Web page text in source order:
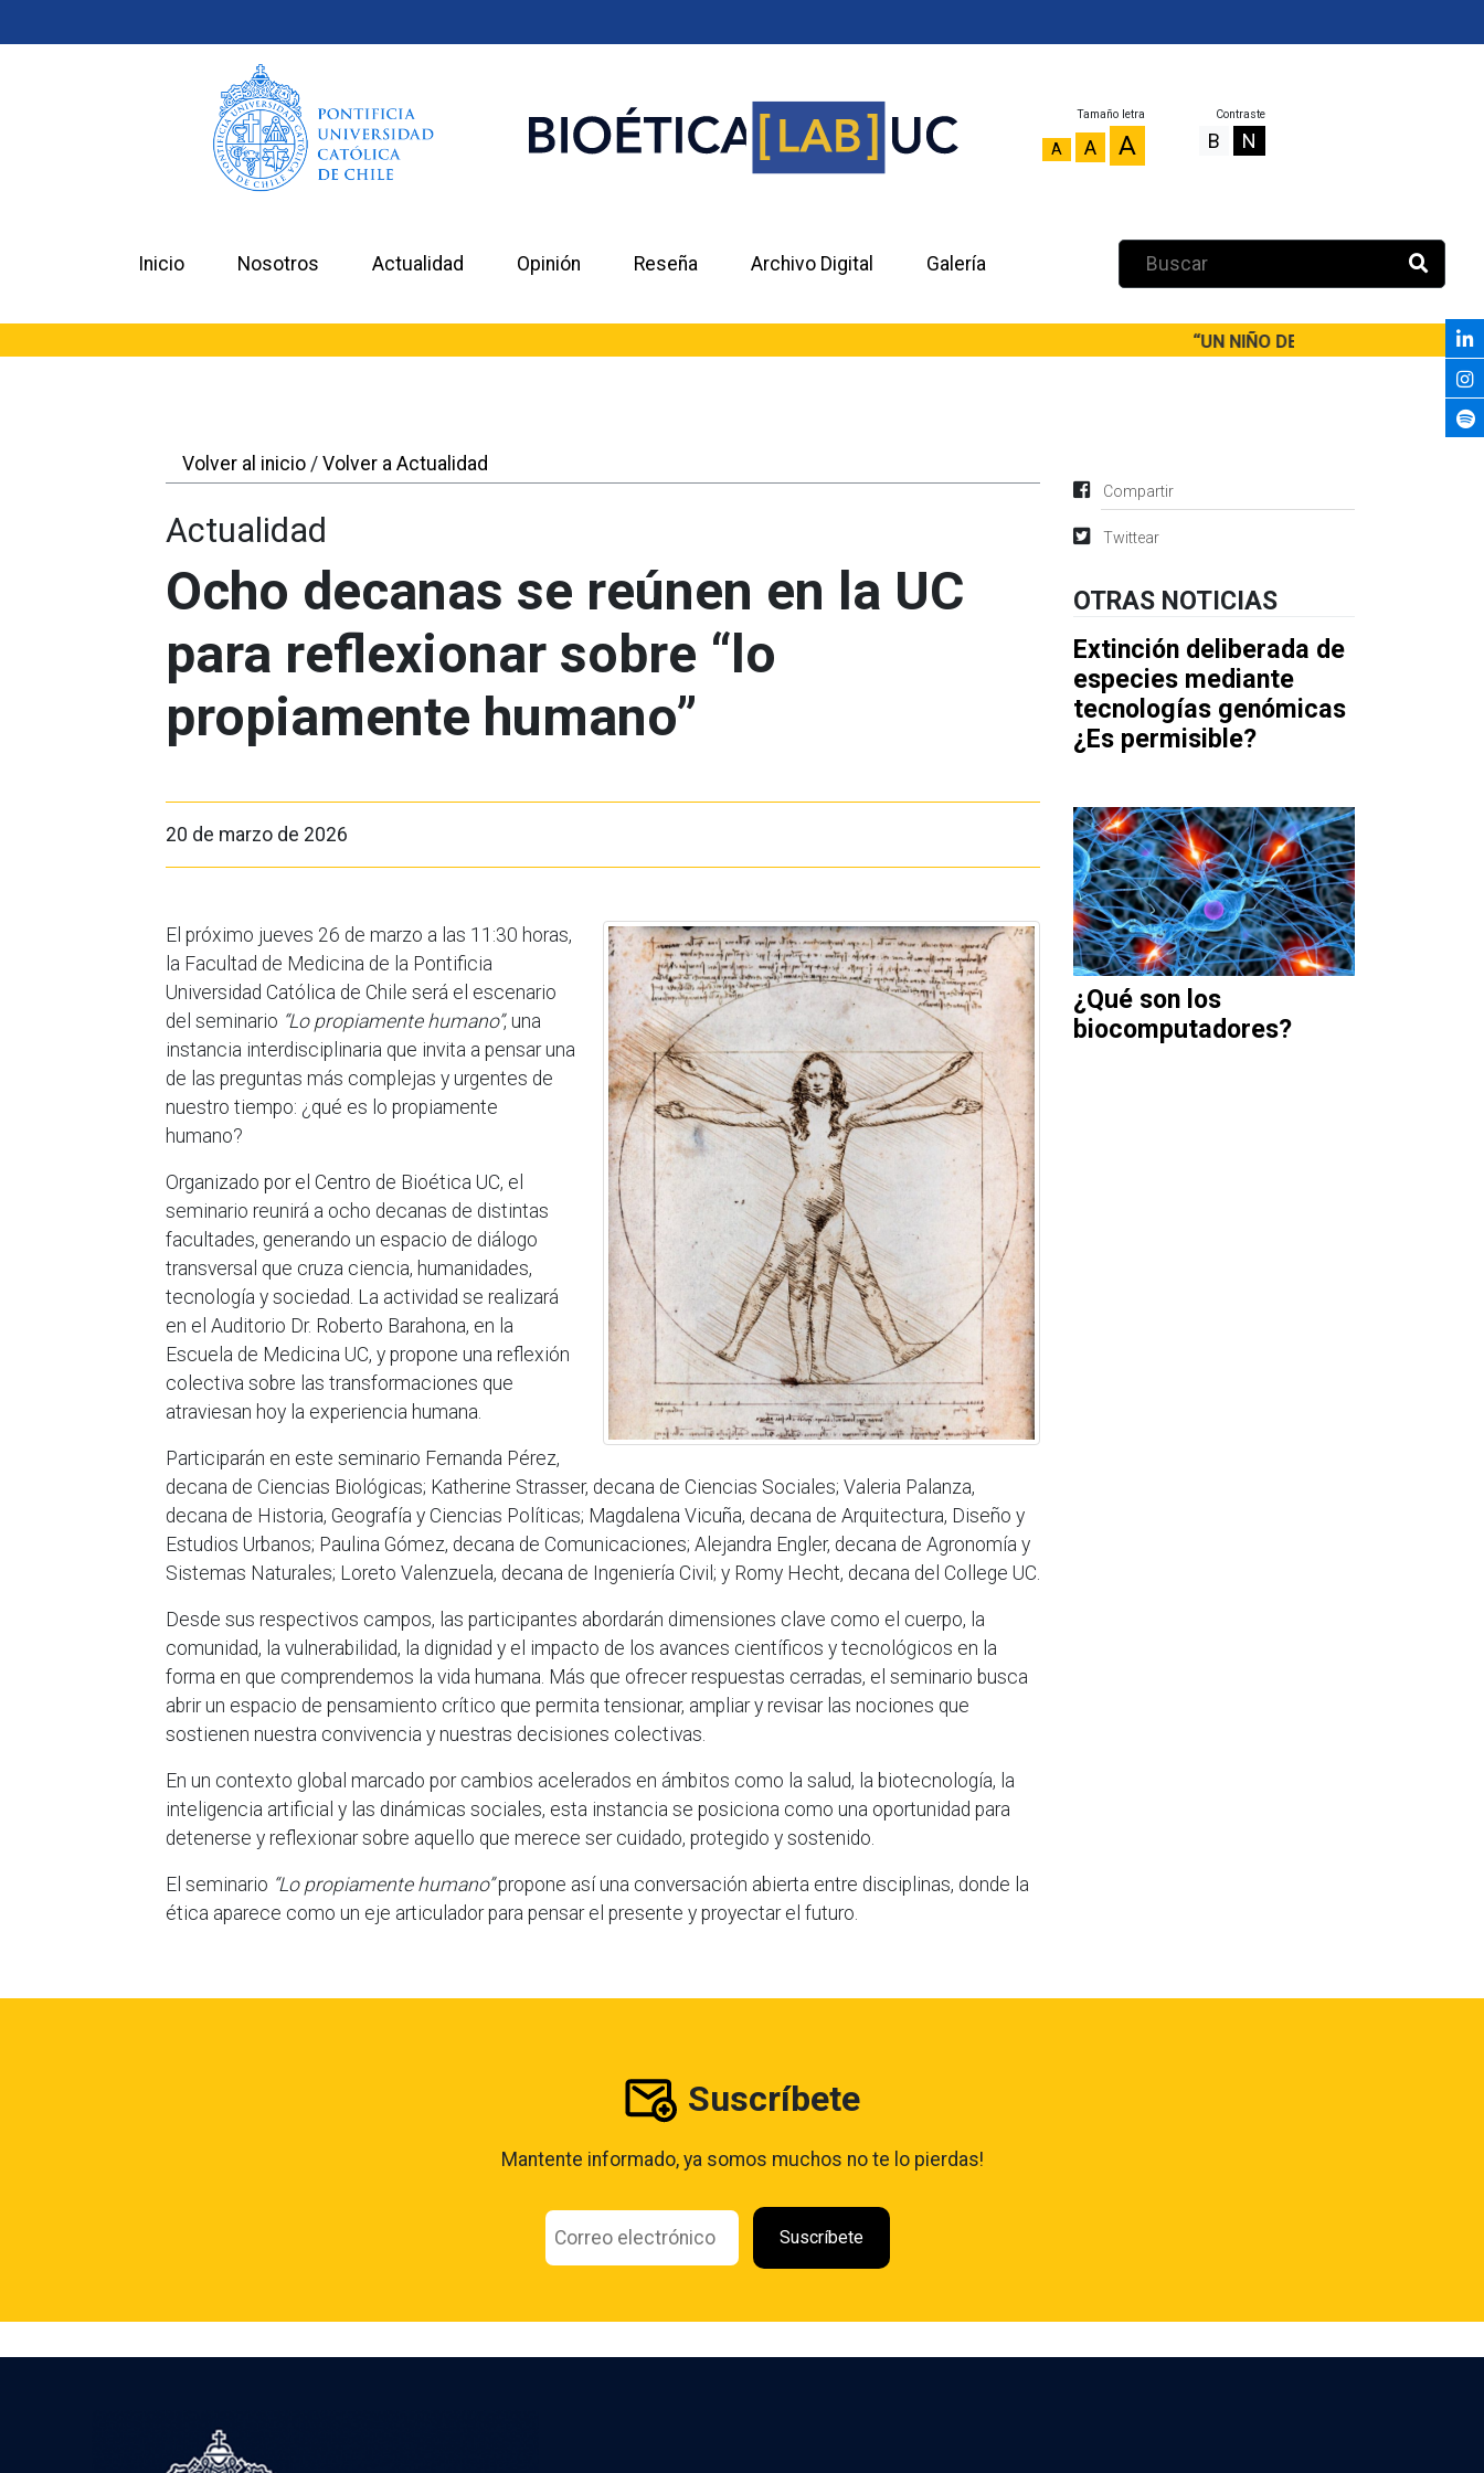
Tamaño letra
A A A
Contraste
B N
Inicio Nosotros Actualidad Opinión Reseña Archivo Digital Galería
“UN NIÑO DEBERÍA SALIR DE
Volver al inicio / Volver a Actualidad
Actualidad
Ocho decanas se reúnen en la UC
para reflexionar sobre “lo
propiamente humano”
20 de marzo de 2026
El próximo jueves 26 de marzo a las 11:30 horas,
la Facultad de Medicina de la Pontificia
Universidad Católica de Chile será el escenario
del seminario “Lo propiamente humano”, una
instancia interdisciplinaria que invita a pensar una
de las preguntas más complejas y urgentes de
nuestro tiempo: ¿qué es lo propiamente
humano?
Organizado por el Centro de Bioética UC, el
seminario reunirá a ocho decanas de distintas
facultades, generando un espacio de diálogo
transversal que cruza ciencia, humanidades,
tecnología y sociedad. La actividad se realizará
en el Auditorio Dr. Roberto Barahona, en la
Escuela de Medicina UC, y propone una reflexión
colectiva sobre las transformaciones que
atraviesan hoy la experiencia humana.
Participarán en este seminario Fernanda Pérez,
decana de Ciencias Biológicas; Katherine Strasser, decana de Ciencias Sociales; Valeria Palanza,
decana de Historia, Geografía y Ciencias Políticas; Magdalena Vicuña, decana de Arquitectura, Diseño y
Estudios Urbanos; Paulina Gómez, decana de Comunicaciones; Alejandra Engler, decana de Agronomía y
Sistemas Naturales; Loreto Valenzuela, decana de Ingeniería Civil; y Romy Hecht, decana del College UC.
Desde sus respectivos campos, las participantes abordarán dimensiones clave como el cuerpo, la
comunidad, la vulnerabilidad, la dignidad y el impacto de los avances científicos y tecnológicos en la
forma en que comprendemos la vida humana. Más que ofrecer respuestas cerradas, el seminario busca
abrir un espacio de pensamiento crítico que permita tensionar, ampliar y revisar las nociones que
sostienen nuestra convivencia y nuestras decisiones colectivas.
En un contexto global marcado por cambios acelerados en ámbitos como la salud, la biotecnología, la
inteligencia artificial y las dinámicas sociales, esta instancia se posiciona como una oportunidad para
detenerse y reflexionar sobre aquello que merece ser cuidado, protegido y sostenido.
El seminario “Lo propiamente humano”propone así una conversación abierta entre disciplinas, donde la
ética aparece como un eje articulador para pensar el presente y proyectar el futuro.
Compartir
Twittear
OTRAS NOTICIAS
Extinción deliberada de
especies mediante
tecnologías genómicas
¿Es permisible?
¿Qué son los
biocomputadores?
Suscríbete
Mantente informado, ya somos muchos no te lo pierdas!